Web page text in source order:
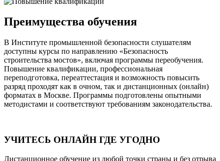
Преимущества обучения
В Институте промышленной безопасности слушателям
доступны курсы по направлению «Безопасность
строительства мостов», включая программы переобучения.
Повышение квалификации, профессиональная
переподготовка, переаттестация и возможность повысить
разряд проходят как в очном, так и дистанционных (онлайн)
форматах в Москве. Программы подготовлены опытными
методистами и соответствуют требованиям законодательства.
УЧИТЕСЬ ОНЛАЙН ГДЕ УГОДНО
Дистанционное обучение из любой точки страны и без отрыва